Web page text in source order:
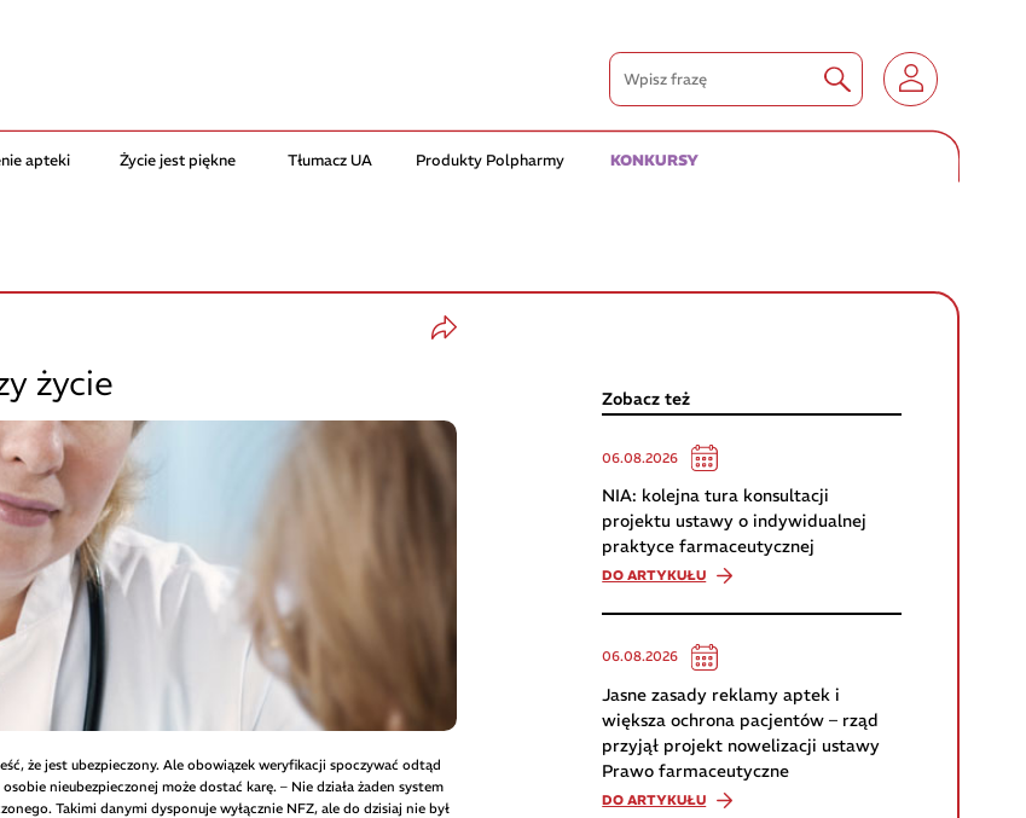
apteki Życie jest piękne Tłumacz UA Produkty Polpharmy KONKURSY
życie
że jest ubezpieczony. Ale obowiązek weryfikacji spoczywać odtąd
nieubezpieczonej może dostać karę. – Nie działa żaden system
Takimi danymi dysponuje wyłącznie NFZ, ale do dzisiaj nie był
Zobacz też
06.08.2026
NIA: kolejna tura konsultacji
projektu ustawy o indywidualnej
praktyce farmaceutycznej
DO ARTYKUŁU
06.08.2026
Jasne zasady reklamy aptek i
większa ochrona pacjentów – rząd
przyjął projekt nowelizacji ustawy
Prawo farmaceutyczne
DO ARTYKUŁU